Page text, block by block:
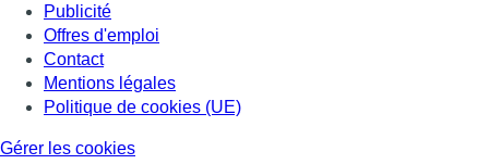
Publicité
Offres d'emploi
Contact
Mentions légales
Politique de cookies (UE)
Gérer les cookies